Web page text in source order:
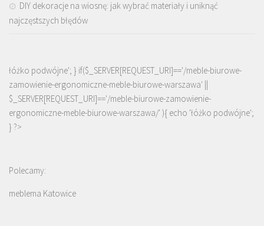
DIY dekoracje na wiosnę: jak wybrać materiały i uniknąć
najczęstszych błędów
łóżko podwójne'; } if($_SERVER[REQUEST_URI]=='/meble-biurowe-
zamowienie-ergonomiczne-meble-biurowe-warszawa' ||
$_SERVER[REQUEST_URI]=='/meble-biurowe-zamowienie-
ergonomiczne-meble-biurowe-warszawa/' ){ echo 'łóżko podwójne';
} ?>
Polecamy:
meblema Katowice